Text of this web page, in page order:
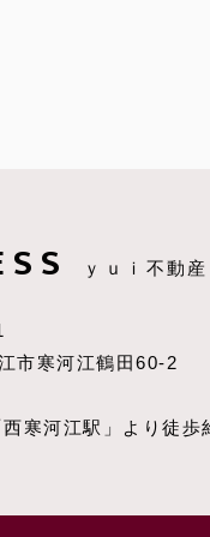
ｙｕｉ不動産
市寒河江鶴田60-2
寒河江駅」より徒歩